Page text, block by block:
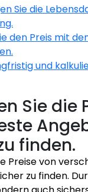
Sie die
den Preis mit
und
Sie die
finden.
Preise von
zu finden.